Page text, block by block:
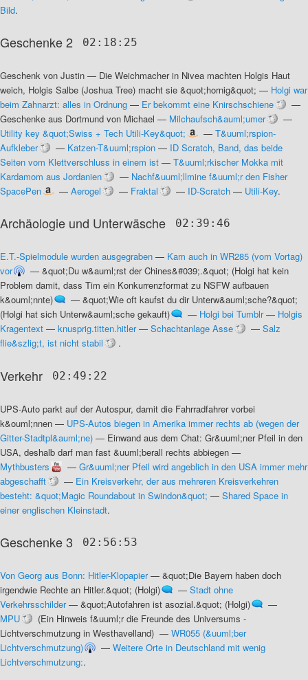
Bild.
Geschenke 2 02:18:25
Geschenk von Justin — Die Weichmacher in Nivea machten Holgis Haut
weich, Holgis Salbe (Joshua Tree) macht sie &quot;hornig&quot; — Holgi war
beim Zahnarzt: alles in Ordnung — Er bekommt eine Knirschschiene
—
Geschenke aus Dortmund von Michael — Milchaufsch&auml;umer
—
Utility key &quot;Swiss + Tech Utili-Key&quot;
— T&uuml;rspion-
Aufkleber
— Katzen-T&uuml;rspion — ID Scratch, Band, das beide
Seiten vom Klettverschluss in einem ist — T&uuml;rkischer Mokka mit
Kardamom aus Jordanien
— Nachf&uuml;llmine f&uuml;r den Fisher
SpacePen
— Aerogel — Fraktal — ID-Scratch — Utili-Key.
Archäologie und Unterwäsche 02:39:46
E.T.-Spielmodule wurden ausgegraben — Kam auch in WR285 (vom Vortag)
vor
— &quot;Du w&auml;rst der Chines&#039;.&quot; (Holgi hat kein
Problem damit, dass Tim ein Konkurrenzformat zu NSFW aufbauen
k&ouml;nnte)
— &quot;Wie oft kaufst du dir Unterw&auml;sche?&quot;
(Holgi hat sich Unterw&auml;sche gekauft)
— Holgi bei Tumblr— Holgis
Kragentext — knusprig.titten.hitler— Schachtanlage Asse — Salz
flie&szlig;t, ist nicht stabil
.
Verkehr 02:49:22
UPS-Auto parkt auf der Autospur, damit die Fahrradfahrer vorbei
k&ouml;nnen — UPS-Autos biegen in Amerika immer rechts ab (wegen der
Gitter-Stadtpl&auml;ne) — Einwand aus dem Chat: Gr&uuml;ner Pfeil in den
USA, deshalb darf man fast &uuml;berall rechts abbiegen —
Mythbusters
— Gr&uuml;ner Pfeil wird angeblich in den USA immer mehr
abgeschafft
— Ein Kreisverkehr, der aus mehreren Kreisverkehren
besteht: &quot;Magic Roundabout in Swindon&quot; — Shared Space in
einer englischen Kleinstadt.
Geschenke 3 02:56:53
Von Georg aus Bonn: Hitler-Klopapier— &quot;Die Bayern haben doch
irgendwie Rechte an Hitler.&quot; (Holgi)
— Stadt ohne
Verkehrsschilder— &quot;Autofahren ist asozial.&quot; (Holgi)
—
MPU
(Ein Hinweis f&uuml;r die Freunde des Universums -
Lichtverschmutzung in Westhavelland) — WR055 (&uuml;ber
Lichtverschmutzung)
— Weitere Orte in Deutschland mit wenig
Lichtverschmutzung:.